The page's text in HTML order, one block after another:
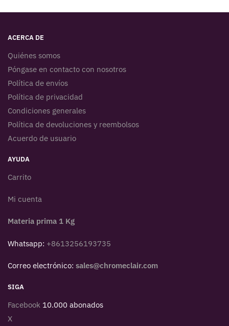
ACERCA DE
Quiénes somos
Póngase en contacto con nosotros
Política de envíos
Política de privacidad
Condiciones generales
Política de devoluciones y reembolsos
Acuerdo de usuario
AYUDA
Carrito
Mi cuenta
Materia prima 1 Kg
Whatsapp: +8613256193735
Correo electrónico: sales@chromeclair.com
SIGA
Facebook 10.000 abonados
X